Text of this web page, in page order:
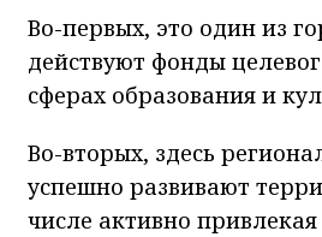
Во-первых, это один из
действуют фонды
сферах образования и
Во-вторых, здесь
успешно развивают
числе активно